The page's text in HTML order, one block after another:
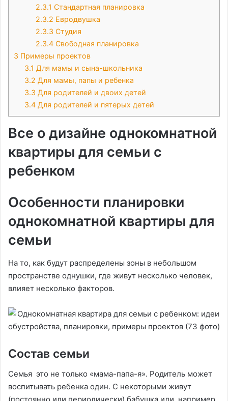
2.3.1 Стандартная планировка
2.3.2 Евродвушка
2.3.3 Студия
2.3.4Свободная планировка
3 Примеры проектов
3.1 Для мамы и сына-школьника
3.2 Для мамы, папы и ребенка
3.3 Для родителей и двоих детей
3.4 Для родителей и пятерых детей
Все о дизайне однокомнатной
квартиры для семьи с
ребенком
Особенности планировки
однокомнатной квартиры для
семьи
На то, как будут распределены зоны в небольшом
пространстве однушки, где живут несколько человек,
влияет несколько факторов.
Состав семьи
Семья это не только «мама-папа-я». Родитель может
воспитывать ребенка один. С некоторыми живут